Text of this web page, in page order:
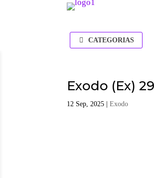
CATEGORIAS
Exodo (Ex) 29
12 Sep, 2025 |Exodo